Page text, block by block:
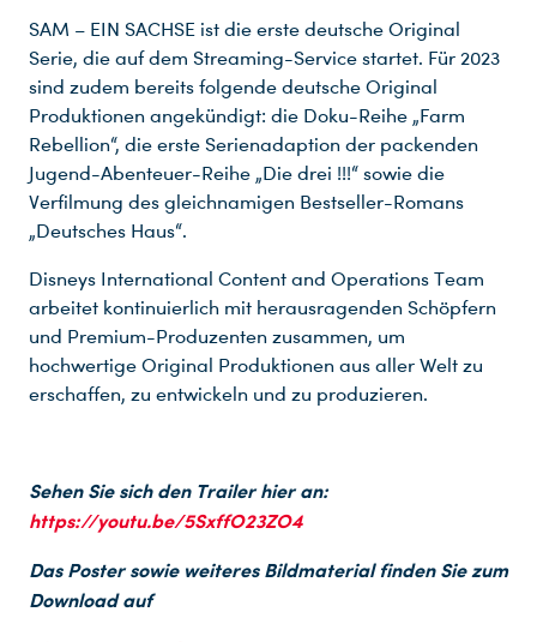
SAM – EIN SACHSE ist die erste deutsche Original
Serie, die auf dem Streaming-Service startet. Für 2023
sind zudem bereits folgende deutsche Original
Produktionen angekündigt: die Doku-Reihe „Farm
Rebellion“, die erste Serienadaption der packenden
Jugend-Abenteuer-Reihe „Die drei !!!“ sowie die
Verfilmung des gleichnamigen Bestseller-Romans
„Deutsches Haus“.
Disneys International Content and Operations Team
arbeitet kontinuierlich mit herausragenden Schöpfern
und Premium-Produzenten zusammen, um
hochwertige Original Produktionen aus aller Welt zu
erschaffen, zu entwickeln und zu produzieren.
Sehen Sie sich den Trailer hier an:
https://youtu.be/5SxffO23ZO4
Das Poster sowie weiteres Bildmaterial finden Sie zum
Download auf